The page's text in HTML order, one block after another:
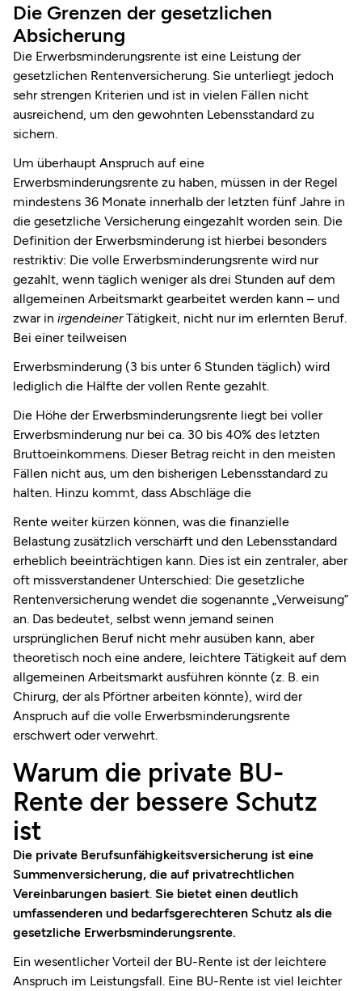
Die Grenzen der gesetzlichen
Absicherung
Die Erwerbsminderungsrente ist eine Leistung der
gesetzlichen Rentenversicherung. Sie unterliegt jedoch
sehr strengen Kriterien und ist in vielen Fällen nicht
ausreichend, um den gewohnten Lebensstandard zu
sichern.
Um überhaupt Anspruch auf eine
Erwerbsminderungsrente zu haben, müssen in der Regel
mindestens 36 Monate innerhalb der letzten fünf Jahre in
die gesetzliche Versicherung eingezahlt worden sein. Die
Definition der Erwerbsminderung ist hierbei besonders
restriktiv: Die volle Erwerbsminderungsrente wird nur
gezahlt, wenn täglich weniger als drei Stunden auf dem
allgemeinen Arbeitsmarkt gearbeitet werden kann – und
zwar in irgendeinerTätigkeit, nicht nur im erlernten Beruf.
Bei einer teilweisen
Erwerbsminderung (3 bis unter 6 Stunden täglich) wird
lediglich die Hälfte der vollen Rente gezahlt.
Die Höhe der Erwerbsminderungsrente liegt bei voller
Erwerbsminderung nur bei ca. 30 bis 40% des letzten
Bruttoeinkommens. Dieser Betrag reicht in den meisten
Fällen nicht aus, um den bisherigen Lebensstandard zu
halten. Hinzu kommt, dass Abschläge die
Rente weiter kürzen können, was die finanzielle
Belastung zusätzlich verschärft und den Lebensstandard
erheblich beeinträchtigen kann. Dies ist ein zentraler, aber
oft missverstandener Unterschied: Die gesetzliche
Rentenversicherung wendet die sogenannte „Verweisung”
an. Das bedeutet, selbst wenn jemand seinen
ursprünglichen Beruf nicht mehr ausüben kann, aber
theoretisch noch eine andere, leichtere Tätigkeit auf dem
allgemeinen Arbeitsmarkt ausführen könnte (z. B. ein
Chirurg, der als Pförtner arbeiten könnte), wird der
Anspruch auf die volle Erwerbsminderungsrente
erschwert oder verwehrt.
Warum die private BU-
Rente der bessere Schutz
ist
Die private Berufsunfähigkeitsversicherung ist eine
Summenversicherung, die auf privatrechtlichen
Vereinbarungen basiert. Sie bietet einen deutlich
umfassenderen und bedarfsgerechteren Schutz als die
gesetzliche Erwerbsminderungsrente.
Ein wesentlicher Vorteil der BU-Rente ist der leichtere
Anspruch im Leistungsfall. Eine BU-Rente ist viel leichter